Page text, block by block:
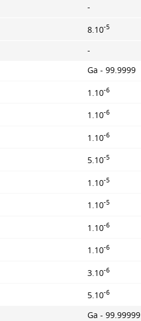
-
8.10-5
-
Ga - 99.9999
1.10-6
1.10-6
1.10-6
5.10-5
1.10-5
1.10-5
1.10-6
1.10-6
3.10-6
5.10-6
Ga - 99.99999